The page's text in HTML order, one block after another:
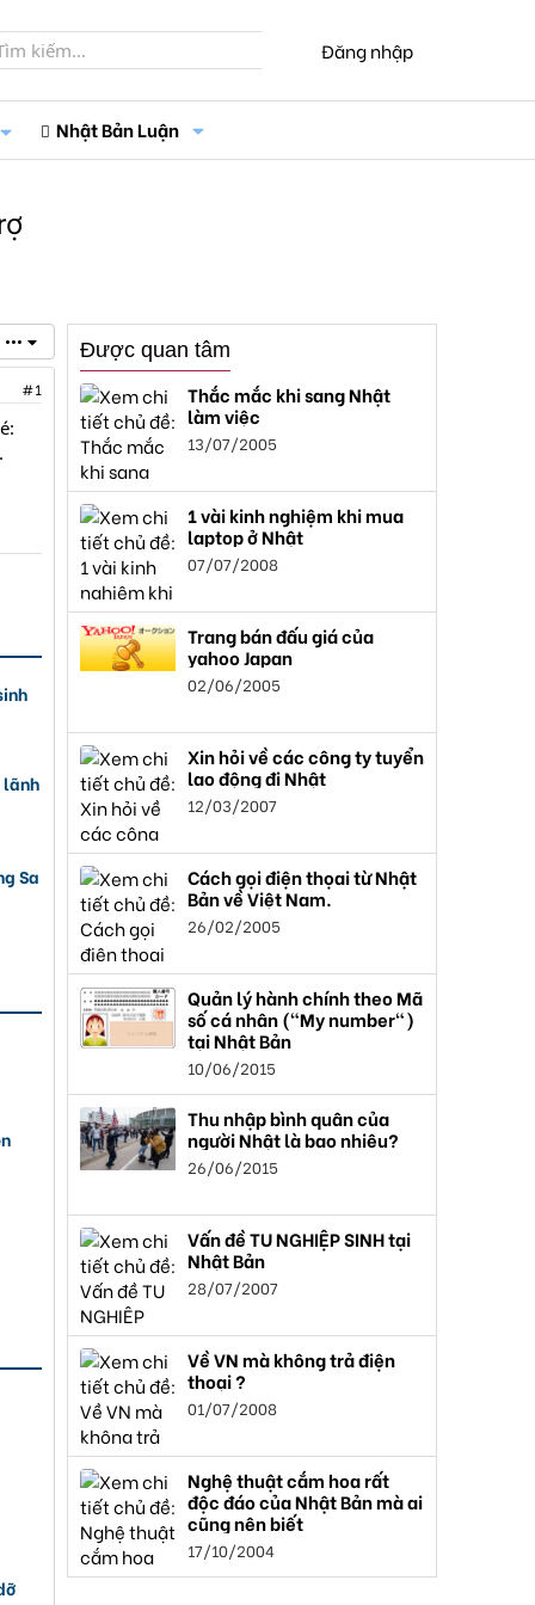
Đăng nhập
Nhật Bản Luận
•••
#1
lãnh
Sa
Được quan tâm
Thắc mắc khi sang Nhật
làm việc
13/07/2005
1 vài kinh nghiệm khi mua
laptop ở Nhật
07/07/2008
Trang bán đấu giá của
yahoo Japan
02/06/2005
Xin hỏi về các công ty tuyển
lao động đi Nhật
12/03/2007
Cách gọi điện thọai từ Nhật
Bản về Việt Nam.
26/02/2005
Quản lý hành chính theo Mã
số cá nhân ("My number")
tại Nhật Bản
10/06/2015
Thu nhập bình quân của
người Nhật là bao nhiêu?
26/06/2015
Vấn đề TU NGHIỆP SINH tại
Nhật Bản
28/07/2007
Về VN mà không trả điện
thoại ?
01/07/2008
Nghệ thuật cắm hoa rất
độc đáo của Nhật Bản mà ai
cũng nên biết
17/10/2004